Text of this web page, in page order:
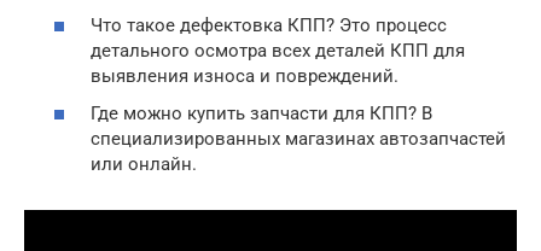
Что такое дефектовка КПП? Это процесс
детального осмотра всех деталей КПП для
выявления износа и повреждений.
Где можно купить запчасти для КПП? В
специализированных магазинах автозапчастей
или онлайн.